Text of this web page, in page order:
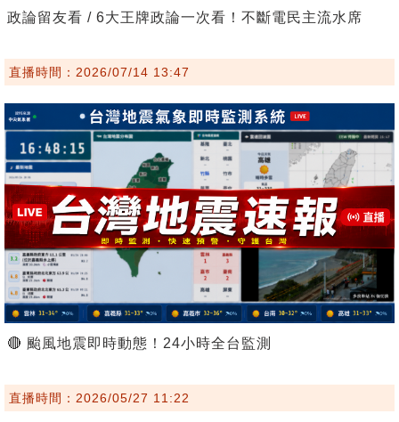
政論留友看 / 6大王牌政論一次看！不斷電民主流水席
直播時間：2026/07/14 13:47
🔴 颱風地震即時動態！24小時全台監測
直播時間：2026/05/27 11:22